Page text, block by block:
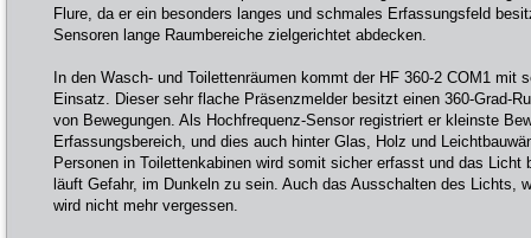
Flure, da er ein besonders langes und schmales Erfassungsfeld
Sensoren lange Raumbereiche zielgerichtet abdecken.
In den Wasch- und Toilettenräumen kommt der HF 360-2 COM1 mit
Einsatz. Dieser sehr flache Präsenzmelder besitzt einen 360-Grad-
von Bewegungen. Als Hochfrequenz-Sensor registriert er kleinste
Erfassungsbereich, und dies auch hinter Glas, Holz und
Personen in Toilettenkabinen wird somit sicher erfasst und das Licht
läuft Gefahr, im Dunkeln zu sein. Auch das Ausschalten des Lichts,
wird nicht mehr vergessen.